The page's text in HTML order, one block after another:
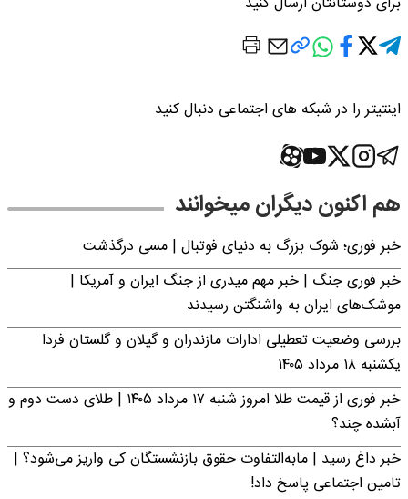
اینتیتر را در شبکه های اجتماعی دنبال کنید
هم اکنون دیگران میخوانند
خبر فوری؛‌ شوک بزرگ به دنیای فوتبال | مسی درگذشت
خبر فوری جنگ | خبر مهم میدری از جنگ ایران و آمریکا |
موشک‌های ایران به واشنگتن رسیدند
بررسی وضعیت تعطیلی ادارات مازندران و گیلان و گلستان فردا
یکشنبه ۱۸ مرداد ۱۴۰۵
خبر فوری از قیمت طلا امروز شنبه ۱۷ مرداد ۱۴۰۵ | طلای دست دوم و
آبشده چند؟
خبر داغ رسید | مابه‌التفاوت حقوق بازنشستگان کی واریز می‌شود؟ |
تامین اجتماعی پاسخ داد!